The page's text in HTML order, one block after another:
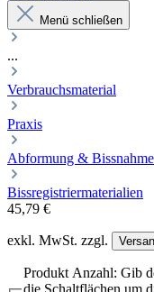
Menü schließen
...
Verbrauchsmaterial
Praxis
Abformung & Bissnahme
Bissregistriermaterialien
45,79 €
exkl. MwSt. zzgl.
Produkt Anzahl: Gib
die Schaltflächen um